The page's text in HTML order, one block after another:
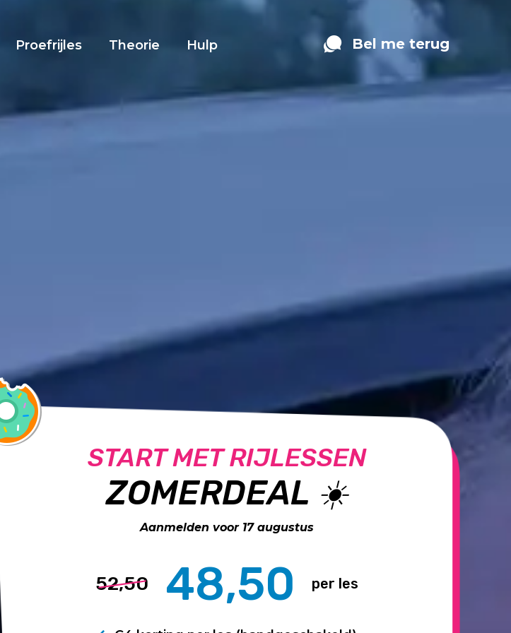
Proefrijles Theorie Hulp Bel me terug
START MET RIJLESSEN
ZOMERDEAL ☀️
Aanmelden voor 17 augustus
52,50 48,50 per les